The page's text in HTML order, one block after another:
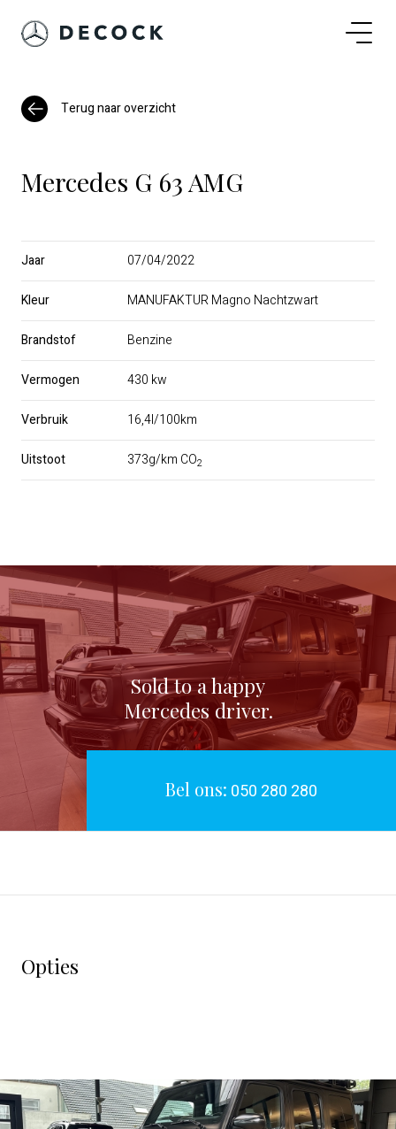
Terug naar overzicht
Mercedes G 63 AMG
Jaar 07/04/2022
Kleur MANUFAKTUR Magno Nachtzwart
Brandstof Benzine
Vermogen 430 kw
Verbruik 16,4l/100km
Uitstoot 373g/km CO2
Sold to a happy
Mercedes driver.
Bel ons: 050 280 280
Opties